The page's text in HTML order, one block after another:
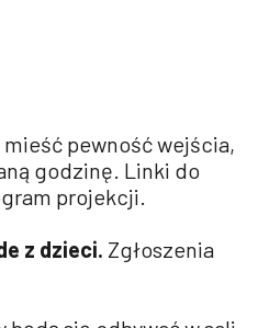
pewność wejścia,
godzinę. Linki do
projekcji.
z dzieci. Zgłoszenia